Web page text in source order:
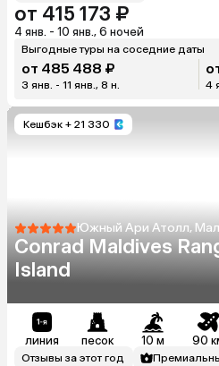
от 415 173 ₽
4 янв. - 10 янв., 6 ночей
Выгодные туры на соседние даты
от 485 488 ₽
3 янв. - 11 янв., 8 н. 4
Кешбэк + 21 330
Южный Ари Атолл,
Conrad Maldives
Island
линия песок 10 м 90
Отзывы за этот год